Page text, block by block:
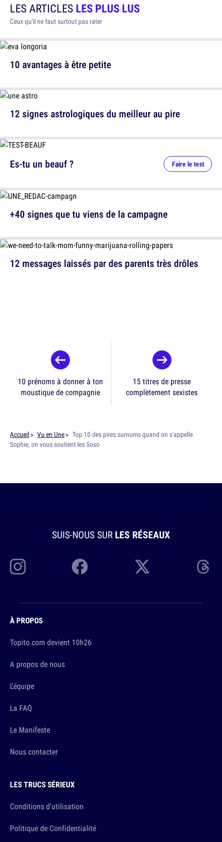
LES ARTICLES LES PLUS LUS
Ceux qu'il ne faut surtout pas rater
10 avantages à être petite
12 signes astrologiques du meilleur au pire
12 messages laissés par des parents très drôles
Es-tu un beauf ? Faire le test
+40 signes que tu viens de la campagne
10 prénoms à donner à ton
moustique de compagnie
15 titres de presse
complètement sexistes
Accueil Vu en Une
Top 10 des pires surnoms quand on s'appelle
Sophie, on vous soutient les Soso
SUIS-NOUS SUR LES RÉSEAUX
À PROPOS
Topito.com devient 10h26
A propos de nous
L'équipe
La FAQ
Le Manifeste
Nous contacter
LES TRUCS SÉRIEUX
Conditions d'utilisation
Politique de Confidentialité